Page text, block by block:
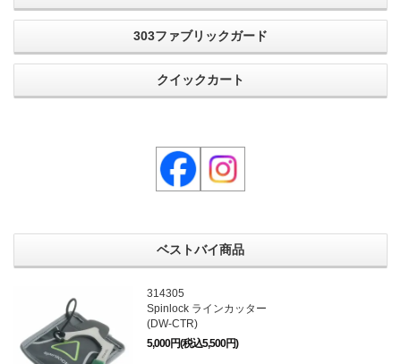
303ファブリックガード
クイックカート
ベストバイ商品
314305
Spinlock ラインカッター
(DW-CTR)
5,000円(税込5,500円)